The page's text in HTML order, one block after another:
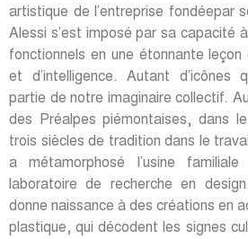
artistique de l’entreprise fondéepar
Alessi s’est imposé par sa capacité
fonctionnels en une étonnante leçon
et d’intelligence. Autant d’icônes
partie de notre imaginaire collectif.
des Préalpes piémontaises, dans
trois siècles de tradition dans le
a métamorphosé l’usine
laboratoire de recherche en
donne naissance à des créations en
plastique, qui décodent les signes